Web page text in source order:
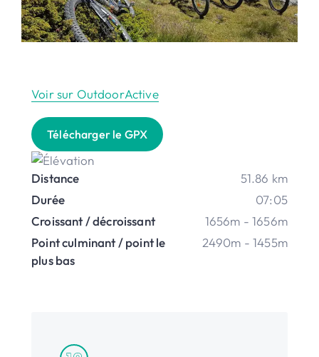
Voir sur OutdoorActive
Télécharger le GPX
Distance
51.86 km
Durée
07:05
Croissant / décroissant
1656m - 1656m
Point culminant / point le
plus bas
2490m - 1455m